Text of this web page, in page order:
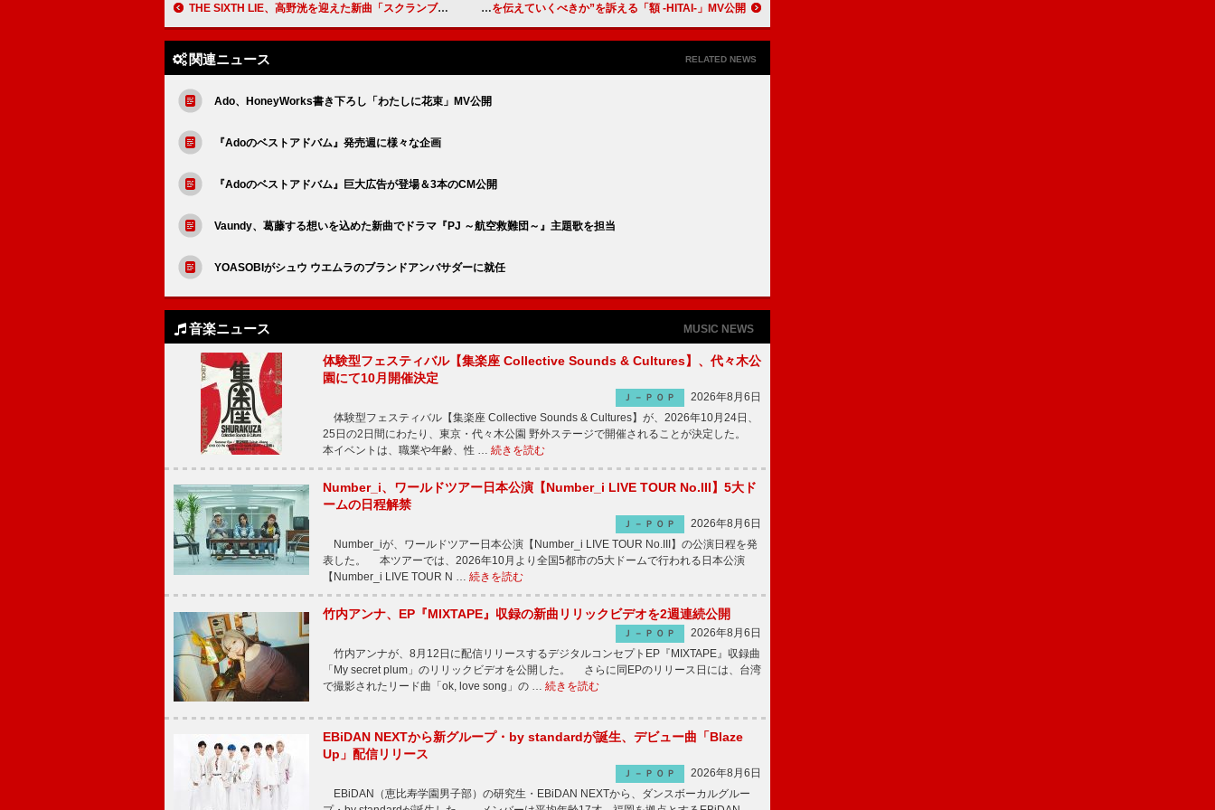
THE SIXTH LIE、高野洸を迎えた新曲「スクランブル・ライン」配信 Bimi、未来に向けて“何を伝えていくべきか”を訴える「額 -HITAI-」MV公開
関連ニュース RELATED NEWS
Ado、HoneyWorks書き下ろし「わたしに花束」MV公開
『Adoのベストアドバム』発売週に様々な企画
『Adoのベストアドバム』巨大広告が登場＆3本のCM公開
Vaundy、葛藤する想いを込めた新曲でドラマ『PJ ～航空救難団～』主題歌を担当
YOASOBIがシュウ ウエムラのブランドアンバサダーに就任
音楽ニュース MUSIC NEWS
体験型フェスティバル【集楽座 Collective Sounds & Cultures】、代々木公
園にて10月開催決定
Ｊ－ＰＯＰ
2026年8月6日
体験型フェスティバル【集楽座 Collective Sounds & Cultures】が、2026年10月24日、
25日の2日間にわたり、東京・代々木公園 野外ステージで開催されることが決定した。
本イベントは、職業や年齢、性 … 続きを読む
Number_i、ワールドツアー日本公演【Number_i LIVE TOUR No.III】5大ド
ームの日程解禁
Ｊ－ＰＯＰ
2026年8月6日
Number_iが、ワールドツアー日本公演【Number_i LIVE TOUR No.III】の公演日程を発
表した。 本ツアーでは、2026年10月より全国5都市の5大ドームで行われる日本公演
【Number_i LIVE TOUR N … 続きを読む
竹内アンナ、EP『MIXTAPE』収録の新曲リリックビデオを2週連続公開
Ｊ－ＰＯＰ
2026年8月6日
竹内アンナが、8月12日に配信リリースするデジタルコンセプトEP『MIXTAPE』収録曲
「My secret plum」のリリックビデオを公開した。 さらに同EPのリリース日には、台湾
で撮影されたリード曲「ok, love song」の … 続きを読む
EBiDAN NEXTから新グループ・by standardが誕生、デビュー曲「Blaze
Up」配信リリース
Ｊ－ＰＯＰ
2026年8月6日
EBiDAN（恵比寿学園男子部）の研究生・EBiDAN NEXTから、ダンスボーカルグルー